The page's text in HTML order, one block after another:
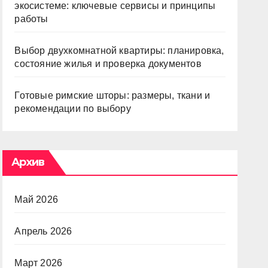
экосистеме: ключевые сервисы и принципы
работы
Выбор двухкомнатной квартиры: планировка,
состояние жилья и проверка документов
Готовые римские шторы: размеры, ткани и
рекомендации по выбору
Архив
Май 2026
Апрель 2026
Март 2026